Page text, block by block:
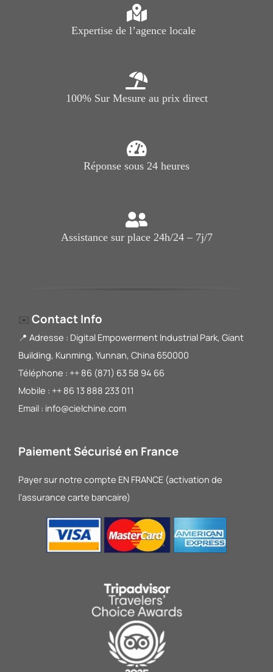
Expertise de l’agence locale
100% Sur Mesure au prix direct
Réponse sous 24 heures
Assistance sur place 24h/24 – 7j/7
✉️ Contact Info
📍 Adresse : Digital Empowerment Industrial Park, Giant
Building, Kunming, Yunnan, China 650000
Téléphone : ++ 86 (871) 63 58 94 66
Mobile : ++ 86 13 888 233 011
Email : info@cielchine.com
Paiement Sécurisé en France
Payer sur notre compte EN FRANCE (activation de
l’assurance carte bancaire)